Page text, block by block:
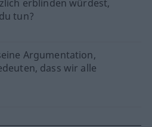
erblinden würdest,
tun?
Argumentation,
dass wir alle